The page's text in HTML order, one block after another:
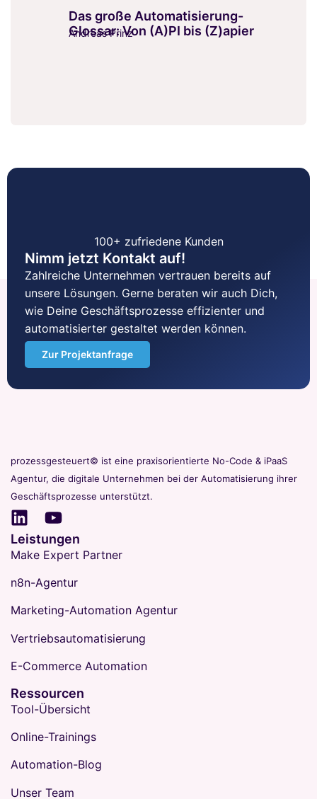
Das große Automatisierung-
Glossar: Von (A)PI bis (Z)apier
Andreas Prinz
Nimm jetzt Kontakt auf!
Zahlreiche Unternehmen vertrauen bereits auf
unsere Lösungen. Gerne beraten wir auch Dich,
wie Deine Geschäftsprozesse effizienter und
automatisierter gestaltet werden können.
Zur Projektanfrage
100+ zufriedene Kunden
prozessgesteuert© ist eine praxisorientierte No-Code & iPaaS
Agentur, die digitale Unternehmen bei der Automatisierung ihrer
Geschäftsprozesse unterstützt.
Leistungen
Make Expert Partner
n8n-Agentur
Marketing-Automation Agentur
Vertriebsautomatisierung
E-Commerce Automation
Ressourcen
Tool-Übersicht
Online-Trainings
Automation-Blog
Unser Team